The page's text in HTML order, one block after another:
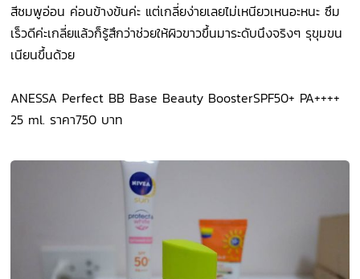
สีชมพูอ่อน ค่อนข้างข้นค่ะ แต่เกลี่ยง่ายเลยไม่เหนียวเหนอะหนะ ซึม
เร็วดีค่ะเกลี่ยแล้วก็รู้สึกว่าช่วยให้ผิวขาวขึ้นมาระดับนึงจริงๆ รุขุมขน
เนียนขึ้นด้วย
ANESSA Perfect BB Base Beauty BoosterSPF50+ PA++++
25 ml. ราคา750 บาท